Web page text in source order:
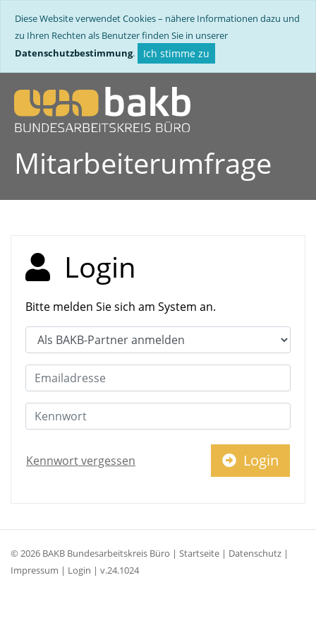
Diese Website verwendet Cookies – nähere Informationen dazu und
zu Ihren Rechten als Benutzer finden Sie in unserer
Datenschutzbestimmung. Ich stimme zu
Mitarbeiterumfrage
Login
Bitte melden Sie sich am System an.
Kennwort vergessen Login
© 2026 BAKB Bundes­arbeits­kreis Büro | Startseite | Datenschutz |
Impressum | Login | v.24.1024